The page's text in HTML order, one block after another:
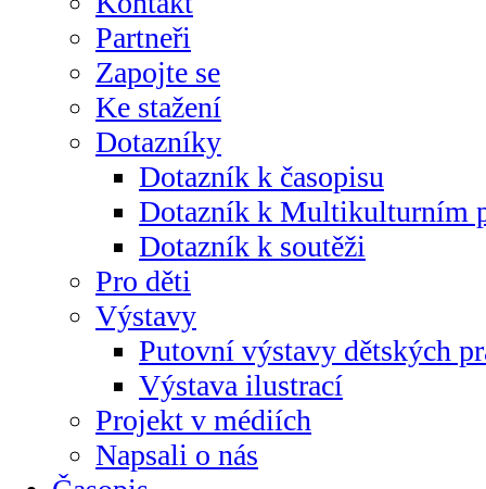
Partneři
Zapojte se
Ke stažení
Dotazníky
Dotazník k časopisu
Dotazník k Multikulturním
Dotazník k soutěži
Pro děti
Výstavy
Putovní výstavy dětských
Výstava ilustrací
Projekt v médiích
Napsali o nás